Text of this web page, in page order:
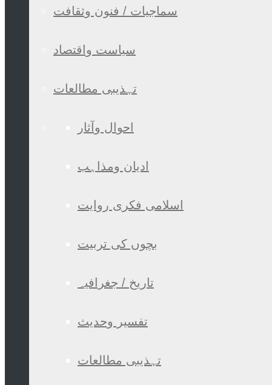
سماجیات / فنون وثقافت
سیاست واقتصاد
تہذیبی مطالعات
احوال وآثار
ادیان ومذاہب
اسلامی فکری روایت
بچوں کی تربیت
تاریخ / جغرافیہ
تفسیر وحدیث
تہذیبی مطالعات